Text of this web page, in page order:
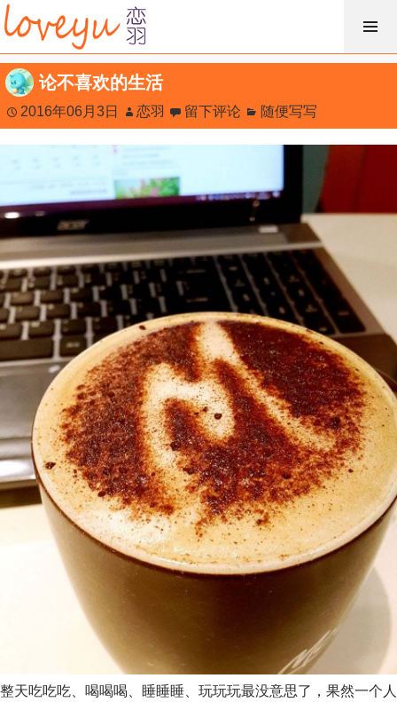
跳
过
内
容
论不喜欢的生活
2016年06月3日 恋羽 留下评论 随便写写
整天吃吃吃、喝喝喝、睡睡睡、玩玩玩最没意思了，果然一个人